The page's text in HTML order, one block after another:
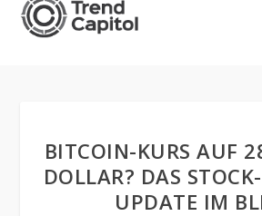
BITCOIN-KURS AUF
DOLLAR? DAS
UPDATE IM